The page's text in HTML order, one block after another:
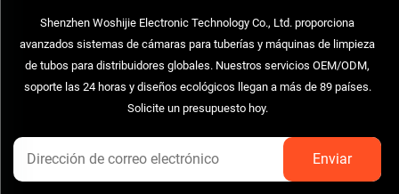
Shenzhen Woshijie Electronic Technology Co., Ltd. proporciona
avanzados sistemas de cámaras para tuberías y máquinas de limpieza
de tubos para distribuidores globales. Nuestros servicios OEM/ODM,
soporte las 24 horas y diseños ecológicos llegan a más de 89 países.
Solicite un presupuesto hoy.